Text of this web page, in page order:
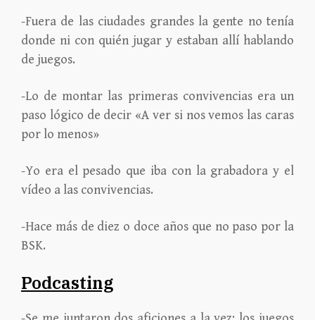
-Fuera de las ciudades grandes la gente no tenía
donde ni con quién jugar y estaban allí hablando
de juegos.
-Lo de montar las primeras convivencias era un
paso lógico de decir «A ver si nos vemos las caras
por lo menos»
-Yo era el pesado que iba con la grabadora y el
vídeo a las convivencias.
-Hace más de diez o doce años que no paso por la
BSK.
Podcasting